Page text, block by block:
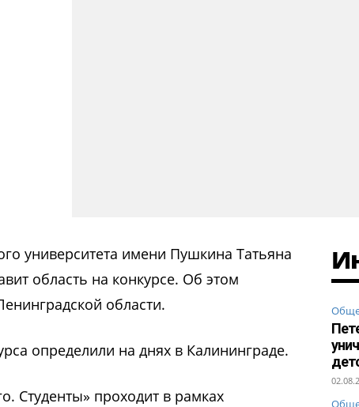
университета имени Пушкина Татьяна
область на конкурсе. Об этом
области.
определили на днях в Калининграде.
Студенты» проходит в рамках